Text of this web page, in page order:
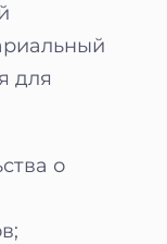
для
о